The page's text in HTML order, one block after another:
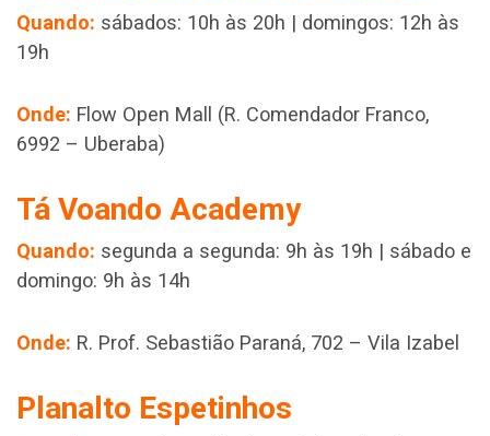
Quando: sábados: 10h às 20h | domingos: 12h às
19h
Onde: Flow Open Mall (R. Comendador Franco,
6992 – Uberaba)
Tá Voando Academy
Quando: segunda a segunda: 9h às 19h | sábado e
domingo: 9h às 14h
Onde: R. Prof. Sebastião Paraná, 702 – Vila Izabel
Planalto Espetinhos